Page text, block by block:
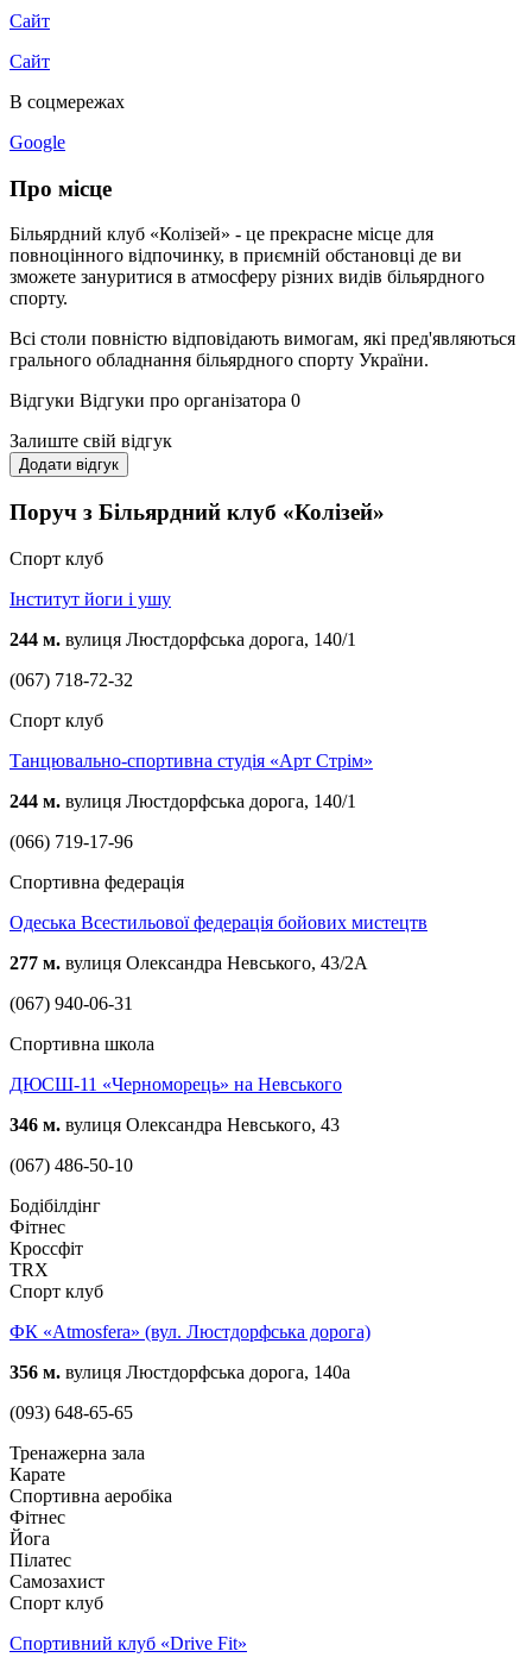
Сайт
Сайт
В соцмережах
Google
Про місце
Більярдний клуб «Колізей» - це прекрасне місце для
повноцінного відпочинку, в приємній обстановці де ви
зможете зануритися в атмосферу різних видів більярдного
спорту.
Всі столи повністю відповідають вимогам, які пред'являються
грального обладнання більярдного спорту України.
Відгуки Відгуки про організатора 0
Залиште свій відгук
Додати відгук
Поруч з Більярдний клуб «Колізей»
Спорт клуб
Інститут йоги і ушу
244 м. вулиця Люстдорфська дорога, 140/1
(067) 718-72-32
Спорт клуб
Танцювально-спортивна студія «Арт Стрім»
244 м. вулиця Люстдорфська дорога, 140/1
(066) 719-17-96
Спортивна федерація
Одеська Всестильової федерація бойових мистецтв
277 м. вулиця Олександра Невського, 43/2А
(067) 940-06-31
Спортивна школа
ДЮСШ-11 «Черноморець» на Невського
346 м. вулиця Олександра Невського, 43
(067) 486-50-10
Бодібілдінг
Фітнес
Кроссфіт
TRX
Спорт клуб
ФК «Atmosfera» (вул. Люстдорфська дорога)
356 м. вулиця Люстдорфська дорога, 140а
(093) 648-65-65
Тренажерна зала
Карате
Спортивна аеробіка
Фітнес
Йога
Пілатес
Самозахист
Спорт клуб
Спортивний клуб «Drive Fit»